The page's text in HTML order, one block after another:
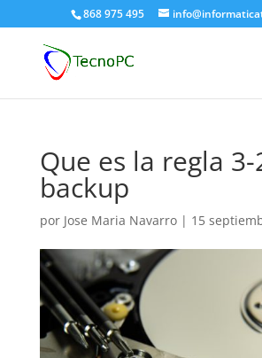
868 975 495
Que es la regla
backup
por Jose Maria Navarro| 15